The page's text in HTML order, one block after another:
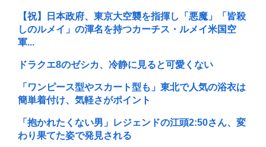
【祝】日本政府、東京大空襲を指揮し「悪魔」「皆殺
しのルメイ」の渾名を持つカーチス・ルメイ米国空
軍...
ドラクエ8のゼシカ、冷静に見ると可愛くない
「ワンピース型やスカート型も」東北で人気の浴衣は
簡単着付け、気軽さがポイント
「抱かれたくない男」レジェンドの江頭2:50さん、変
わり果てた姿で発見される